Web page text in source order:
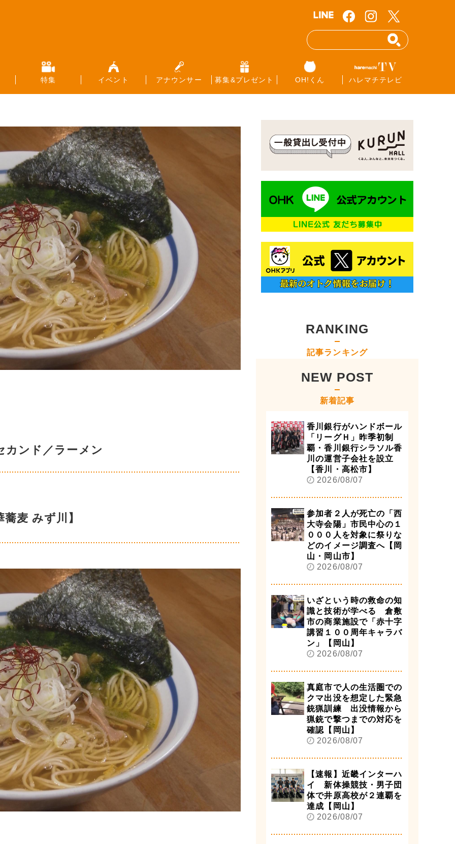
特集 イベント アナウンサー 募集&プレゼント OH!くん ハレマチテレビ
カンド／ラーメン
蕎麦 みず川】
RANKING
記事ランキング
NEW POST
新着記事
香川銀行がハンドボール
「リーグＨ」昨季初制
覇・香川銀行シラソル香
川の運営子会社を設立
【香川・高松市】
2026/08/07
参加者２人が死亡の「西
大寺会陽」市民中心の１
０００人を対象に祭りな
どのイメージ調査へ【岡
山・岡山市】
2026/08/07
いざという時の救命の知
識と技術が学べる 倉敷
市の商業施設で「赤十字
講習１００周年キャラバ
ン」【岡山】
2026/08/07
真庭市で人の生活圏での
クマ出没を想定した緊急
銃猟訓練 出没情報から
猟銃で撃つまでの対応を
確認【岡山】
2026/08/07
【速報】近畿インターハ
イ 新体操競技・男子団
体で井原高校が２連覇を
達成【岡山】
2026/08/07